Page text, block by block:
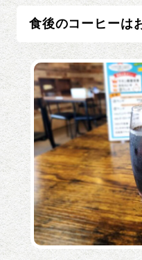
食後のコーヒーは